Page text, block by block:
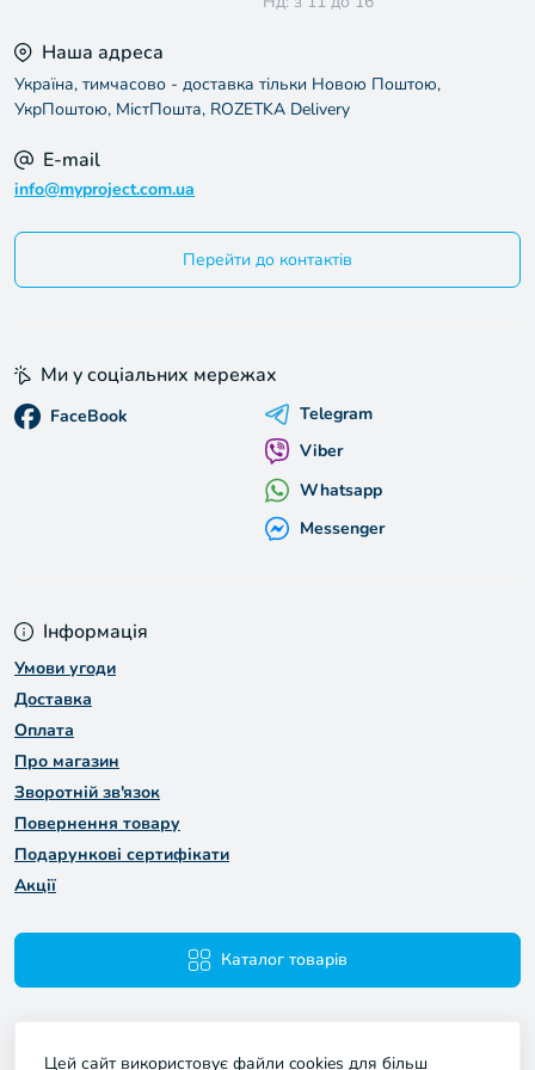
Наша адреса
Україна, тимчасово - доставка тільки Новою Поштою,
УкрПоштою, МістПошта, ROZETKA Delivery
E-mail
info@myproject.com.ua
Перейти до контактів
Інформація
Умови угоди
Доставка
Оплата
Про магазин
Зворотній зв'язок
Повернення товару
Подарункові сертифікати
Акції
Каталог товарів
Ми у соціальних мережах
FaceBook
Telegram
Viber
Whatsapp
Messenger
Цей сайт використовує файли cookies для більш